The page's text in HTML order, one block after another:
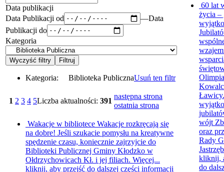
Data publikacji
Data Publikacji od
—Data
Publikacji do
Kategoria
Kategoria: Biblioteka PublicznaUsuń ten filtr
1 2 3 4 5Liczba aktualności: 391
następna strona
ostatnia strona
Wakacje w bibliotece Wakacje rozkręcają się
na dobre! Jeśli szukacie pomysłu na kreatywne
spędzenie czasu, koniecznie zajrzyjcie do
Biblioteki Publicznej Gminy Kłodzko w
Ołdrzychowicach Kł. i jej filiach. Więcej...
kliknij, aby przejść do dalszej części informacji
60 lat
życia –
wójt
oraz
Rady
kliknij,
do